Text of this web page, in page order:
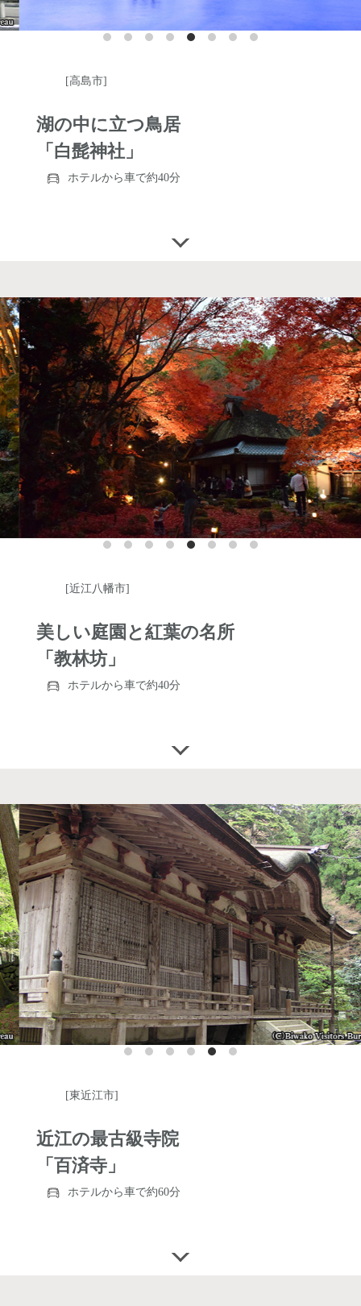
[高島市]
湖の中に立つ鳥居
「白髭神社」
ホテルから車で約40分
http://shirahigejinja.com/
[近江八幡市]
美しい庭園と紅葉の名所
「教林坊」
ホテルから車で約40分
https://kyourinbo.jimdo.com/
[東近江市]
近江の最古級寺院
「百済寺」
ホテルから車で約60分